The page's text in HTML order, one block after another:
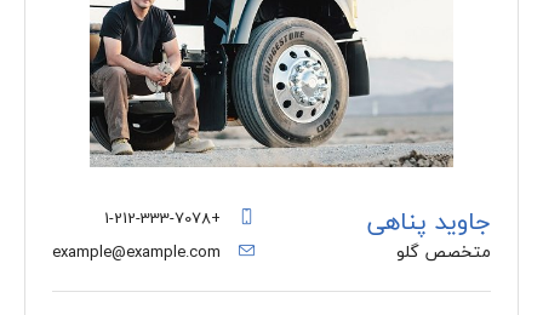
جاوید پناهی
متخصص گلو
+1-212-333-7078
example@example.com